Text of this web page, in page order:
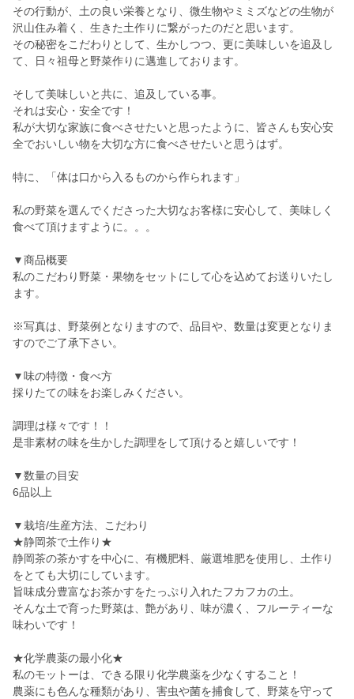
その行動が、土の良い栄養となり、微生物やミミズなどの生物が
沢山住み着く、生きた土作りに繋がったのだと思います。
その秘密をこだわりとして、生かしつつ、更に美味しいを追及し
て、日々祖母と野菜作りに邁進しております。
そして美味しいと共に、追及している事。
それは安心・安全です！
私が大切な家族に食べさせたいと思ったように、皆さんも安心安
全でおいしい物を大切な方に食べさせたいと思うはず。
特に、「体は口から入るものから作られます」
私の野菜を選んでくださった大切なお客様に安心して、美味しく
食べて頂けますように。。。
▼商品概要
私のこだわり野菜・果物をセットにして心を込めてお送りいたし
ます。
※写真は、野菜例となりますので、品目や、数量は変更となりま
すのでご了承下さい。
▼味の特徴・食べ方
採りたての味をお楽しみください。
調理は様々です！！
是非素材の味を生かした調理をして頂けると嬉しいです！
▼数量の目安
6品以上
▼栽培/生産方法、こだわり
★静岡茶で土作り★
静岡茶の茶かすを中心に、有機肥料、厳選堆肥を使用し、土作り
をとても大切にしています。
旨味成分豊富なお茶かすをたっぷり入れたフカフカの土。
そんな土で育った野菜は、艶があり、味が濃く、フルーティーな
味わいです！
★化学農薬の最小化★
私のモットーは、できる限り化学農薬を少なくすること！
農薬にも色んな種類があり、害虫や菌を捕食して、野菜を守って